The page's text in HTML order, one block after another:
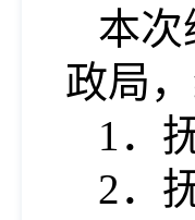
本次
政局
1．
2．